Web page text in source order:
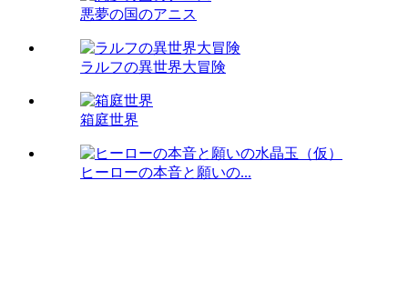
悪夢の国のアニス
ラルフの異世界大冒険
箱庭世界
ヒーローの本音と願いの...